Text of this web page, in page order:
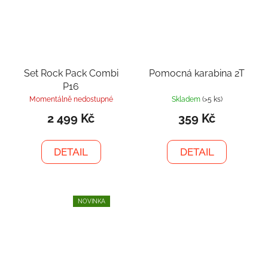
Set Rock Pack Combi
P16
Momentálně nedostupné
2 499 Kč
DETAIL
Pomocná karabina 2T
Skladem (>5 ks)
359 Kč
DETAIL
NOVINKA